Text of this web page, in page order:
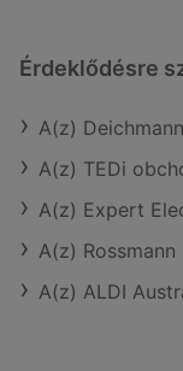
Érdeklődésre
A(z)
A(z) TEDi
A(z) Expert
A(z)
A(z) ALDI